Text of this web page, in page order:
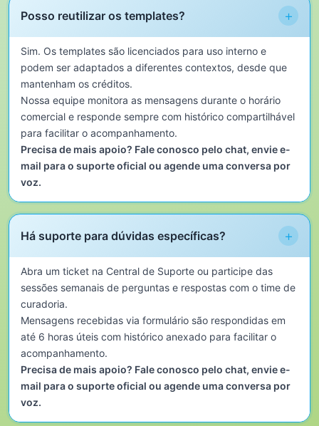
Posso reutilizar os templates? +
Sim. Os templates são licenciados para uso interno e
podem ser adaptados a diferentes contextos, desde que
mantenham os créditos.
Nossa equipe monitora as mensagens durante o horário
comercial e responde sempre com histórico compartilhável
para facilitar o acompanhamento.
Precisa de mais apoio? Fale conosco pelo chat, envie e-
mail para o suporte oficial ou agende uma conversa por
voz.
Há suporte para dúvidas específicas? +
Abra um ticket na Central de Suporte ou participe das
sessões semanais de perguntas e respostas com o time de
curadoria.
Mensagens recebidas via formulário são respondidas em
até 6 horas úteis com histórico anexado para facilitar o
acompanhamento.
Precisa de mais apoio? Fale conosco pelo chat, envie e-
mail para o suporte oficial ou agende uma conversa por
voz.